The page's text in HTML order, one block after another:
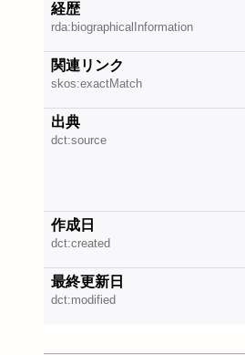
経歴
rda:biographicalInformation
関連リンク
skos:exactMatch
出典
dct:source
作成日
dct:created
最終更新日
dct:modified